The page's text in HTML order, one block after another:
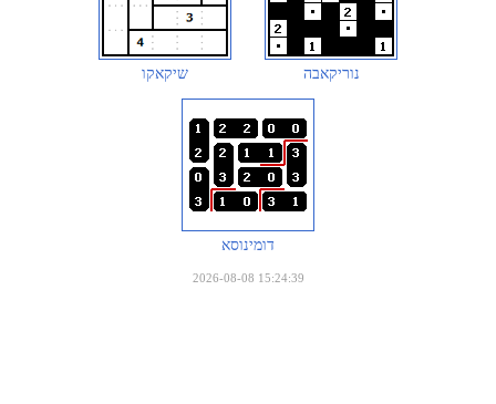
שיקאקו נוריקאבה
דומינוסא
2026-08-08 15:24:39